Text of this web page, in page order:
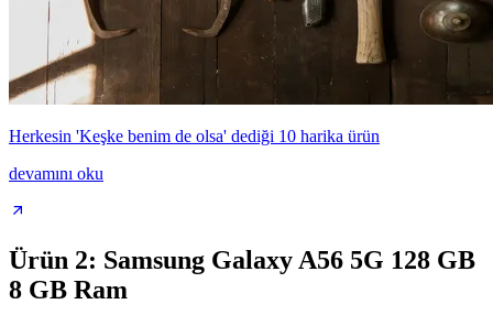
Herkesin 'Keşke benim de olsa' dediği 10 harika ürün
devamını oku
Ürün 2: Samsung Galaxy A56 5G 128 GB
8 GB Ram